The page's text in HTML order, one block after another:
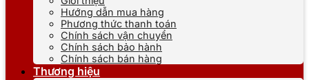
Hướng dẫn mua hàng
Phương thức thanh toán
Chính sách vận chuyển
Chính sách bảo hành
Chính sách bán hàng
Thương hiệu